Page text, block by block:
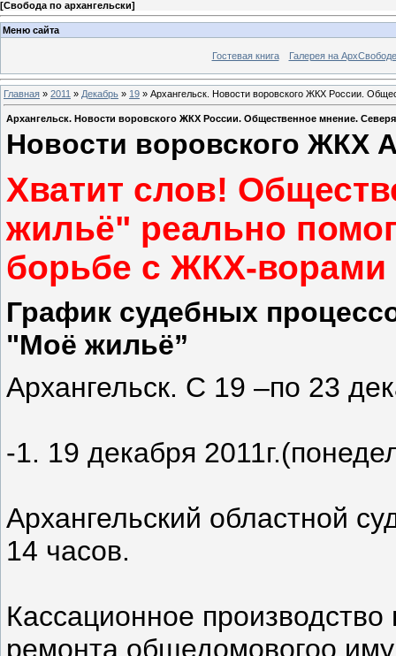
[Свобода по архангельски]
Меню сайта
Гостевая книга Галерея на АрхСвободе
Главная » 2011 » Декабрь » 19 » Архангельск. Новости воровского ЖКХ России.
Архангельск. Новости воровского ЖКХ России. Общественное мнение.
Новости воровского ЖКХ
Хватит слов!
жильё" реально
борьбе с ЖКХ-ворами
График судебных
"Моё жильё”
Архангельск. С 19 –по 23
-1. 19 декабря
Архангельский областной
14 часов.
Кассационное
ремонта общедомовогоо